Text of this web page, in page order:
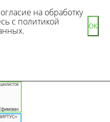
на обработку
с политикой
ОК